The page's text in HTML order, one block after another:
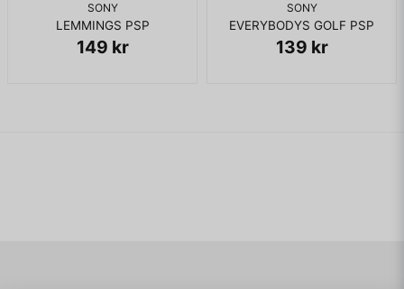
SONY
LEMMINGS PSP
149 kr
SONY
EVERYBODYS GOLF PSP
139 kr